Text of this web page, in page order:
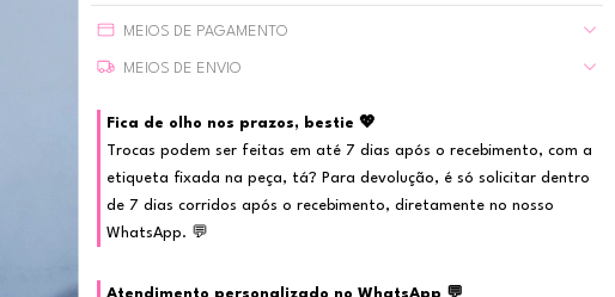
MEIOS DE PAGAMENTO
MEIOS DE ENVIO
Fica de olho nos prazos, bestie 💖
Trocas podem ser feitas em até 7 dias após o recebimento, com a
etiqueta fixada na peça, tá? Para devolução, é só solicitar dentro
de 7 dias corridos após o recebimento, diretamente no nosso
WhatsApp. 💬
Atendimento personalizado no WhatsApp 💬